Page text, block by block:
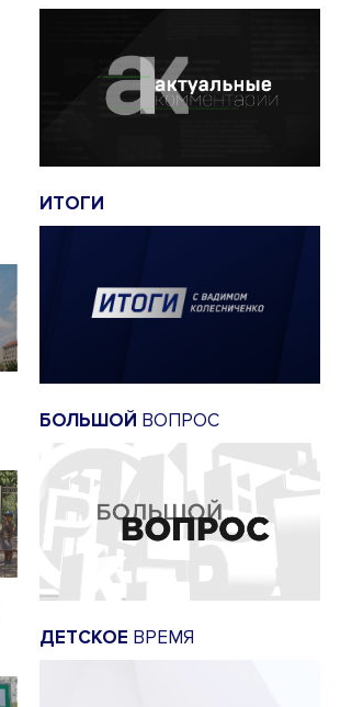
ИТОГИ
БОЛЬШОЙ ВОПРОС
ДЕТСКОЕ ВРЕМЯ